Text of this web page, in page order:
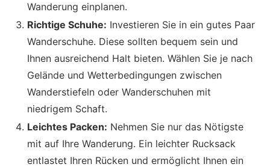
Wanderung einplanen.
Richtige Schuhe: Investieren Sie in ein gutes Paar
Wanderschuhe. Diese sollten bequem sein und
Ihnen ausreichend Halt bieten. Wählen Sie je nach
Gelände und Wetterbedingungen zwischen
Wanderstiefeln oder Wanderschuhen mit
niedrigem Schaft.
Leichtes Packen: Nehmen Sie nur das Nötigste
mit auf Ihre Wanderung. Ein leichter Rucksack
entlastet Ihren Rücken und ermöglicht Ihnen ein